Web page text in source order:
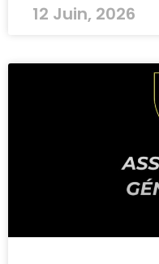
12 Juin, 2026